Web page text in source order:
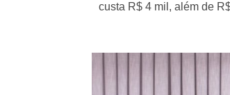
custa R$ 4 mil, além de